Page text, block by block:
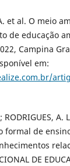
et al. O meio
de educação
Campina
em:
RODRIGUES,
formal de
DE